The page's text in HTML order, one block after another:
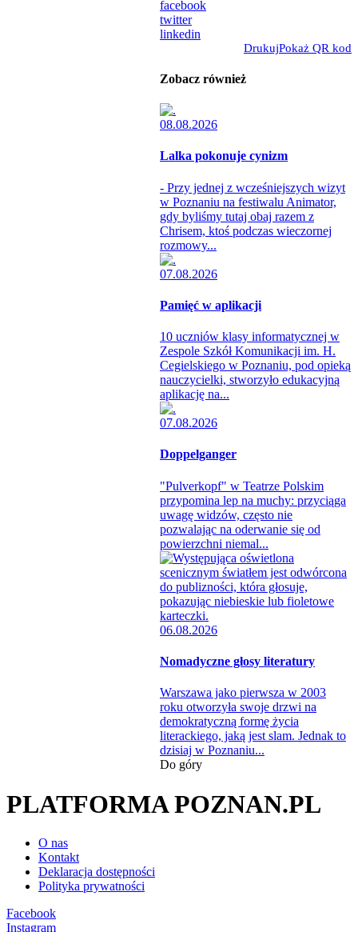
facebook
twitter
linkedin
DrukujPokaż QR kod
Zobacz również
08.08.2026
Lalka pokonuje cynizm
- Przy jednej z wcześniejszych wizyt
w Poznaniu na festiwalu Animator,
gdy byliśmy tutaj obaj razem z
Chrisem, ktoś podczas wieczornej
rozmowy...
07.08.2026
Pamięć w aplikacji
10 uczniów klasy informatycznej w
Zespole Szkół Komunikacji im. H.
Cegielskiego w Poznaniu, pod opieką
nauczycielki, stworzyło edukacyjną
aplikację na...
07.08.2026
Doppelganger
"Pulverkopf" w Teatrze Polskim
przypomina lep na muchy: przyciąga
uwagę widzów, często nie
pozwalając na oderwanie się od
powierzchni niemal...
06.08.2026
Nomadyczne głosy literatury
Warszawa jako pierwsza w 2003
roku otworzyła swoje drzwi na
demokratyczną formę życia
literackiego, jaką jest slam. Jednak to
dzisiaj w Poznaniu...
Do góry
PLATFORMA POZNAN.PL
O nas
Kontakt
Deklaracja dostępności
Polityka prywatności
Facebook
Instagram